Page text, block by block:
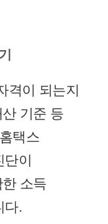
격이 되는지
기준 등
택스
이
소득
다.